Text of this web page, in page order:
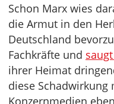
Schon Marx wies
die Armut in den
Deutschland
Fachkräfte und
ihrer Heimat
diese Schadwirkung
Konzernmedien